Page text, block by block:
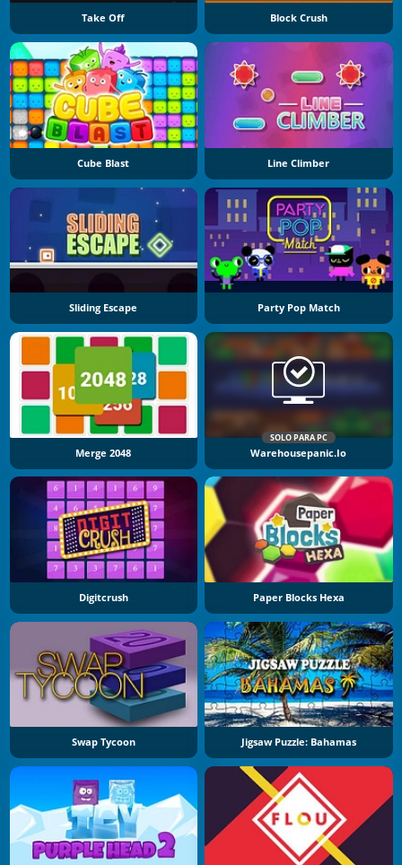
Take Off Block Crush
Cube Blast Line Climber
Sliding Escape Party Pop Match
Merge 2048
SOLO PARA PC
Warehousepanic.io
Digitcrush Paper Blocks Hexa
Swap Tycoon Jigsaw Puzzle: Bahamas